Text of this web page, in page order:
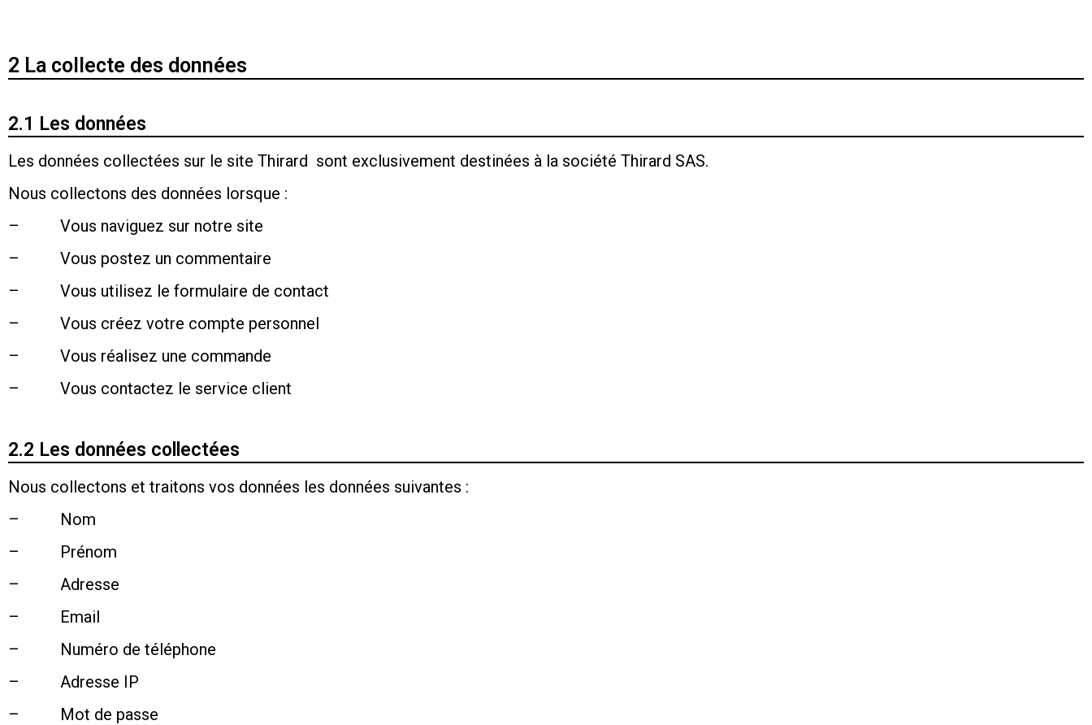
2 La collecte des données
2.1 Les données
Les données collectées sur le site Thirard sont exclusivement destinées à la société Thirard SAS.
Nous collectons des données lorsque :
– Vous naviguez sur notre site
– Vous postez un commentaire
– Vous utilisez le formulaire de contact
– Vous créez votre compte personnel
– Vous réalisez une commande
– Vous contactez le service client
2.2 Les données collectées
Nous collectons et traitons vos données les données suivantes :
– Nom
– Prénom
– Adresse
– Email
– Numéro de téléphone
– Adresse IP
– Mot de passe